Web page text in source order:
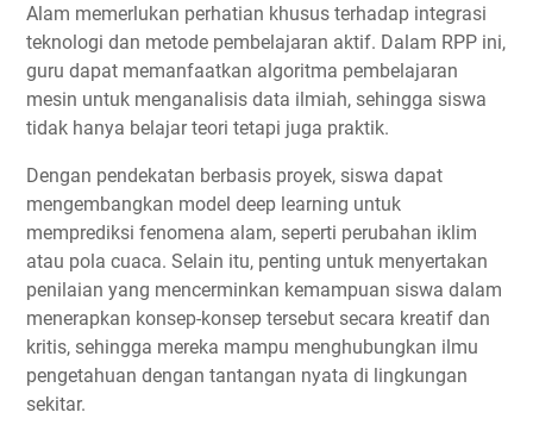
Alam memerlukan perhatian khusus terhadap integrasi
teknologi dan metode pembelajaran aktif. Dalam RPP ini,
guru dapat memanfaatkan algoritma pembelajaran
mesin untuk menganalisis data ilmiah, sehingga siswa
tidak hanya belajar teori tetapi juga praktik.
Dengan pendekatan berbasis proyek, siswa dapat
mengembangkan model deep learning untuk
memprediksi fenomena alam, seperti perubahan iklim
atau pola cuaca. Selain itu, penting untuk menyertakan
penilaian yang mencerminkan kemampuan siswa dalam
menerapkan konsep-konsep tersebut secara kreatif dan
kritis, sehingga mereka mampu menghubungkan ilmu
pengetahuan dengan tantangan nyata di lingkungan
sekitar.